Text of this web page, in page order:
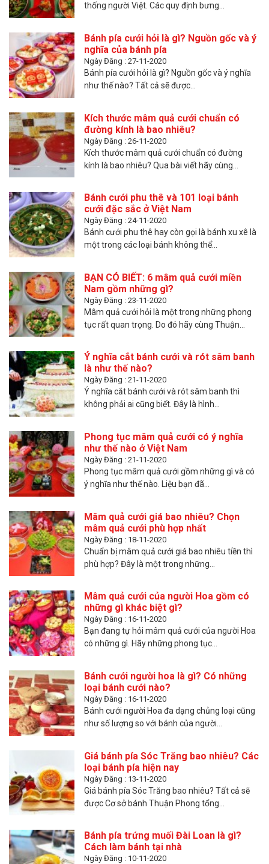
thống người Việt. Các quy định bưng...
Bánh pía cưới hỏi là gì? Nguồn gốc và ý
nghĩa của bánh pía
Ngày Đăng : 27-11-2020
Bánh pía cưới hỏi là gì? Nguồn gốc và ý nghĩa
như thế nào? Tất cả sẽ được...
Kích thước mâm quả cưới chuẩn có
đường kính là bao nhiêu?
Ngày Đăng : 26-11-2020
Kích thước mâm quả cưới chuẩn có đường
kính là bao nhiêu? Qua bài viết hãy cùng...
Bánh cưới phu thê và 101 loại bánh
cưới đặc sắc ở Việt Nam
Ngày Đăng : 24-11-2020
Bánh cưới phu thê hay còn gọi là bánh xu xê là
một trong các loại bánh không thể...
BẠN CÓ BIẾT: 6 mâm quả cưới miền
Nam gồm những gì?
Ngày Đăng : 23-11-2020
Mâm quả cưới hỏi là một trong những phong
tục rất quan trọng. Do đó hãy cùng Thuận...
Ý nghĩa cắt bánh cưới và rót sâm banh
là như thế nào?
Ngày Đăng : 21-11-2020
Ý nghĩa cắt bánh cưới và rót sâm banh thì
không phải ai cũng biết. Đây là hình...
Phong tục mâm quả cưới có ý nghĩa
như thế nào ở Việt Nam
Ngày Đăng : 21-11-2020
Phong tục mâm quả cưới gồm những gì và có
ý nghĩa như thế nào. Liệu bạn đã...
Mâm quả cưới giá bao nhiêu? Chọn
mâm quả cưới phù hợp nhất
Ngày Đăng : 18-11-2020
Chuẩn bị mâm quả cưới giá bao nhiêu tiền thì
phù hợp? Đây là một trong những...
Mâm quả cưới của người Hoa gồm có
những gì khác biệt gì?
Ngày Đăng : 16-11-2020
Bạn đang tự hỏi mâm quả cưới của người Hoa
có những gì. Hãy những phong tục...
Bánh cưới người hoa là gì? Có những
loại bánh cưới nào?
Ngày Đăng : 16-11-2020
Bánh cưới người Hoa đa dạng chủng loại cũng
như số lượng so với bánh của người...
Giá bánh pía Sóc Trăng bao nhiêu? Các
loại bánh pía hiện nay
Ngày Đăng : 13-11-2020
Giá bánh pía Sóc Trăng bao nhiêu? Tất cả sẽ
được Cơ sở bánh Thuận Phong tổng...
Bánh pía trứng muối Đài Loan là gì?
Cách làm bánh tại nhà
Ngày Đăng : 10-11-2020